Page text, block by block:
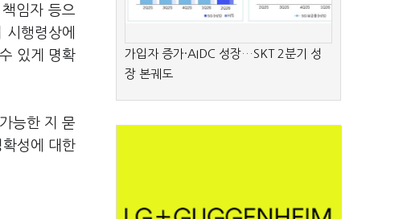
임자 등으
행령상에
있게 명확
능한 지 묻
성에 대한
가입자 증가·AIDC 성장…SKT 2분기 성
장 본궤도